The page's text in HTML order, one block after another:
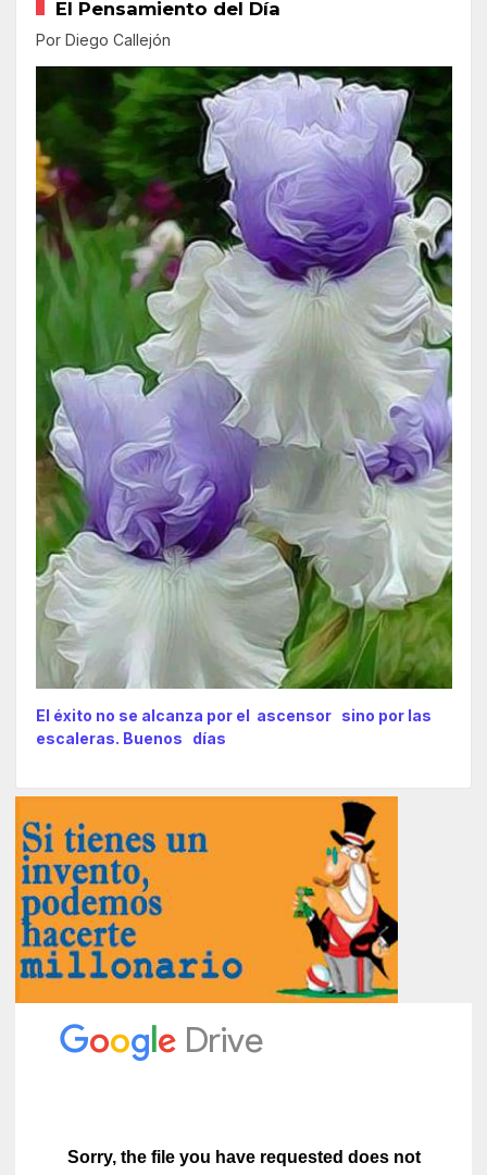
El Pensamiento del Día
Por Diego Callejón
El éxito no se alcanza por el ascensor sino por las
escaleras. Buenos días